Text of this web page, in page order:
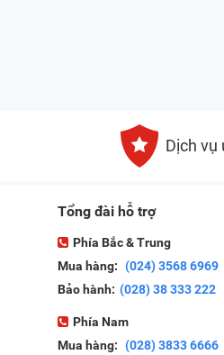
Dịch vụ
Tổng đài hỗ trợ
Phía Bắc & Trung
Mua hàng: (024) 3568 6969
Bảo hành: (028) 38 333 222
Phía Nam
Mua hàng: (028) 3833 6666